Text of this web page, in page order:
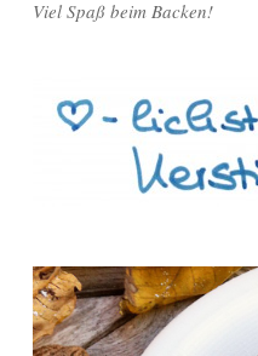
Viel Spaß beim Backen!